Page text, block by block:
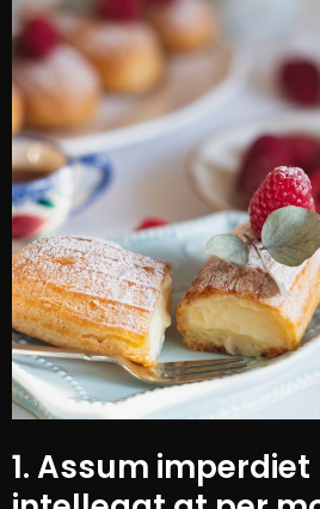
1. Assum imperdiet